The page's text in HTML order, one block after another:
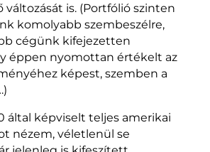
is. (Portfólió szinten
komolyabb szembeszélre,
cégünk kifejezetten
éppen nyomottan értékelt az
képest, szemben a
által képviselt teljes amerikai
nézem, véletlenül se